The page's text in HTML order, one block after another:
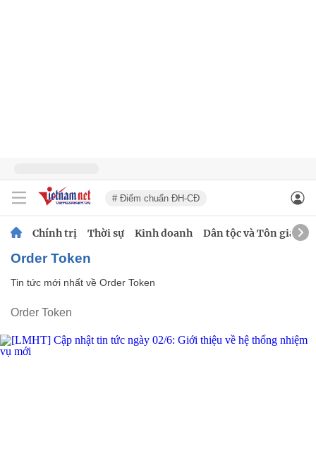
# Điểm chuẩn ĐH-CĐ
Chính trị Thời sự Kinh doanh Dân tộc và Tôn giáo
Order Token
Tin tức mới nhất về Order Token
Order Token